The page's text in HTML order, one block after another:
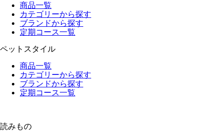
商品一覧
カテゴリーから探す
ブランドから探す
定期コース一覧
ペットスタイル
商品一覧
カテゴリーから探す
ブランドから探す
定期コース一覧
読みもの